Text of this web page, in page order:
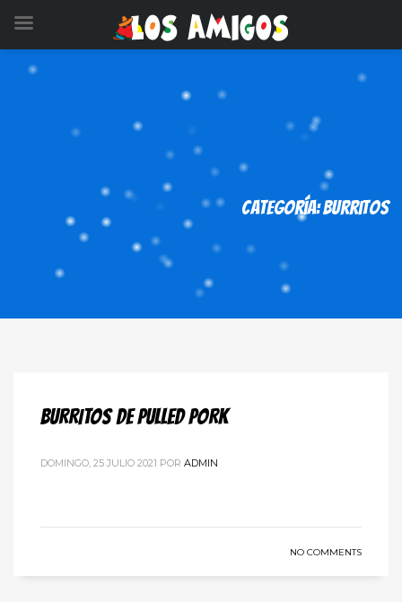
Categoría: burritos
BURRITOS DE PULLED PORK
DOMINGO, 25 JULIO 2021 POR ADMIN
NO COMMENTS